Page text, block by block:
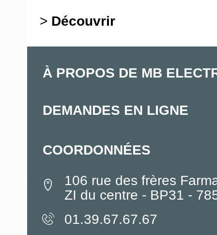
> Découvrir
À PROPOS DE MB
DEMANDES EN LIGNE
COORDONNÉES
106 rue des frères
ZI du centre - BP31 -
01.39.67.67.67